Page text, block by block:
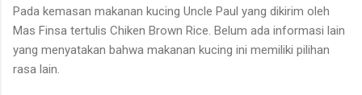
Pada kemasan makanan kucing Uncle Paul yang dikirim oleh
Mas Finsa tertulis Chiken Brown Rice. Belum ada informasi lain
yang menyatakan bahwa makanan kucing ini memiliki pilihan
rasa lain.